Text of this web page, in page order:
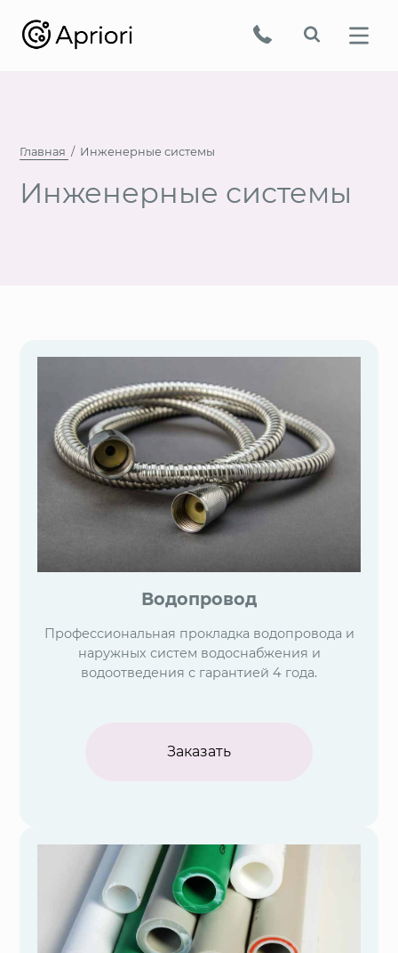
Главная Инженерные системы
Инженерные системы
Водопровод
Профессиональная прокладка водопровода и
наружных систем водоснабжения и
водоотведения с гарантией 4 года.
Заказать